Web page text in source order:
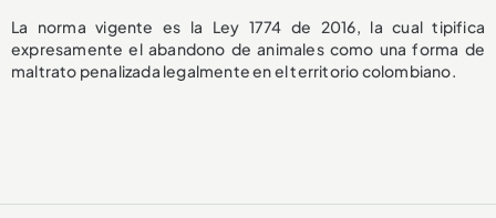
La norma vigente es la Ley 1774 de 2016, la cual tipifica
expresamente el abandono de animales como una forma de
maltrato penalizada legalmente en el territorio colombiano.